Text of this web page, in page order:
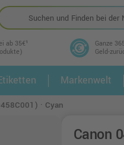
ab 35€¹
Ganze
Geld-
2.
Markenwelt
· Cyan
Canon